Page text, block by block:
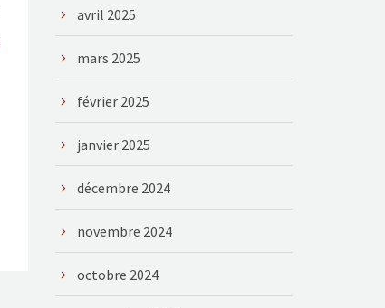
avril 2025
mars 2025
février 2025
janvier 2025
décembre 2024
novembre 2024
octobre 2024